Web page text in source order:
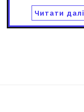
Читати далі